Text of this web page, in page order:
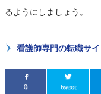
るようにしましょう。
看護師専門の転職サ
0 tweet